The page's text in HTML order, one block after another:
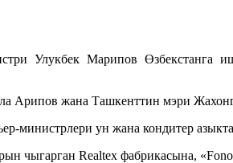
Улукбек Марипов Өзбекстанга
Арипов жана Ташкенттин мэри
министрлери ун жана кондитер
чыгарган Realtex фабрикасына,